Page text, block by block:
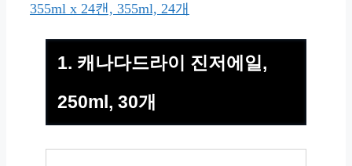
355ml x 24캔, 355ml, 24개
1. 캐나다드라이 진저에일,
250ml, 30개